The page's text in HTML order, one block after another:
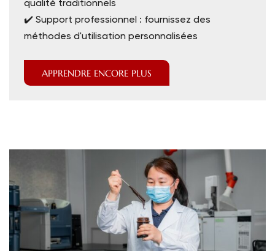
qualité traditionnels
✔️ Support professionnel : fournissez des
méthodes d'utilisation personnalisées
APPRENDRE ENCORE PLUS